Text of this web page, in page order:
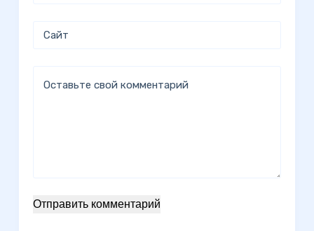
Сайт
Оставьте свой комментарий
Отправить комментарий